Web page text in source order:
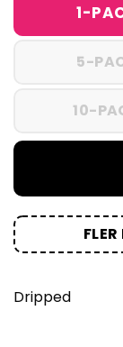
1-
5-
10-
Dripped